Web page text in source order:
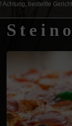
! Achtung, bestellte